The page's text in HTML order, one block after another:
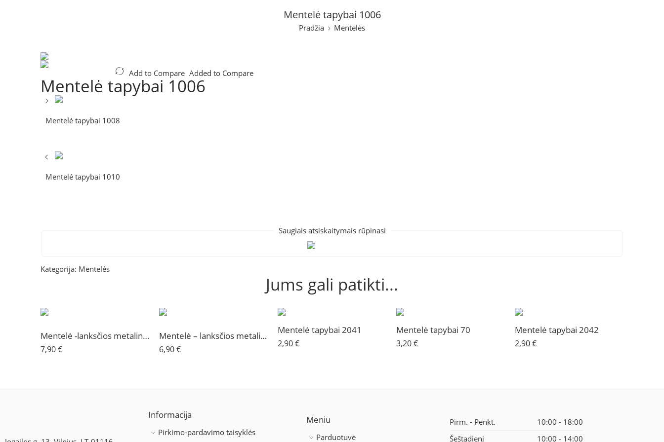
Mentelė tapybai 1006
Pradžia Mentelės
Add to Compare Added to Compare
Mentelė tapybai 1006
Mentelė tapybai 1008
Mentelė tapybai 1010
Saugiais atsiskaitymais rūpinasi
Kategorija: Mentelės
Jums gali patikti...
Mentelė -lanksčios metalinės šukos
7,90€
Mentelė – lanksčios metalinės šukos
6,90€
Mentelė tapybai 2041
2,90€
Mentelė tapybai 70
3,20€
Mentelė tapybai 2042
2,90€
Informacija
Pirkimo-pardavimo taisyklės
Meniu
Parduotuvė
Pirm. - Penkt.
10:00 - 18:00
Šeštadienį
10:00 - 14:00